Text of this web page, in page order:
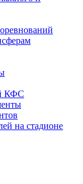
КФС
на стадионе